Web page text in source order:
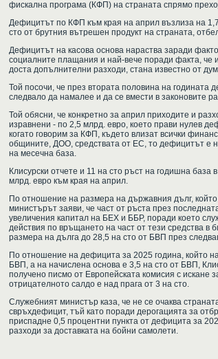
фискална програма (КФП) на страната спрямо
Дефицитът по КФП към края на април възлиза на
сто от брутния вътрешен продукт на страната,
Дефицитът на касова основа нараства заради
социалните плащания и най-вече поради факта, че
доста допълнителни разходи, стана известно от
Той посочи, че през втората половина на годината
следвало да намалее и да се вмести в законовите
Той обясни, че конкретно за април приходите и
изравнени - по 2,5 млрд. евро, което прави нулев
когато говорим за КФП, където влизат всички
общините, ДОО, средствата от ЕС, то дефицитът е
на месечна база.
Клисурски отчете и 11 на сто ръст на годишна
млрд. евро към края на април.
По отношение на размера на държавния дълг,
министърът заяви, че част от ръста през
увеличения капитал на БЕХ и ББР, поради което
действия по връщането на част от тези средства в
размера на дълга до 28,5 на сто от БВП през
По отношение на дефицита за 2025 година, който
БВП, а на начислена основа е 3,5 на сто от БВП,
получено писмо от Европейската комисия с искане
отрицателното салдо е над прага от 3 на сто.
Служебният министър каза, че не се очаква
свръхдефицит, тъй като поради дерогацията за
приспадне 0,5 процентни пункта от дефицита за
разходи за доставката на бойни самолети.